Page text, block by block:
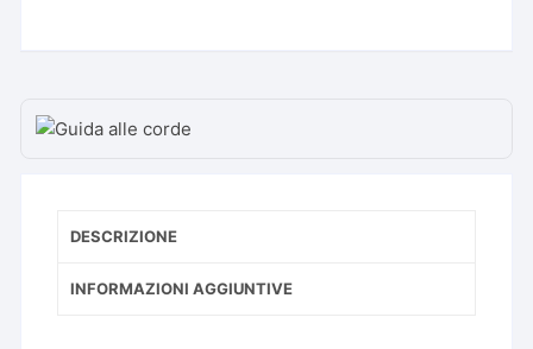
DESCRIZIONE
INFORMAZIONI AGGIUNTIVE